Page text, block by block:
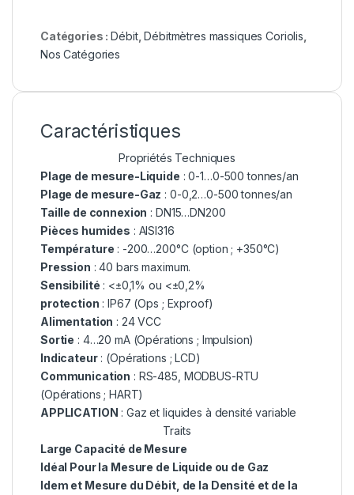
Catégories :Débit,Débitmètres massiques Coriolis
Nos Catégories
Caractéristiques
Propriétés Techniques
Plage de mesure-Liquide : 0-1…0-500 tonnes/an
Plage de mesure-Gaz : 0-0,2…0-500 tonnes/an
Taille de connexion : DN15…DN200
Pièces humides : AISI316
Température : -200…200°C (option ; +350°C)
Pression : 40 bars maximum.
Sensibilité : <±0,1% ou <±0,2%
protection : IP67 (Ops ; Exproof)
Alimentation : 24 VCC
Sortie : 4…20 mA (Opérations ; Impulsion)
Indicateur: (Opérations ; LCD)
Communication : RS-485, MODBUS-RTU
(Opérations ; HART)
APPLICATION : Gaz et liquides à densité variable
Traits
Large Capacité de Mesure
Idéal Pour la Mesure de Liquide ou de Gaz
Idem et Mesure du Débit, de la Densité et de la